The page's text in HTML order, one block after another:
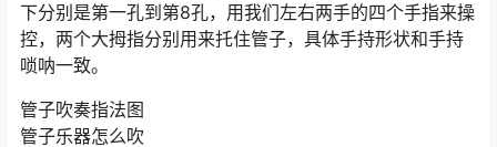
下分别是第一孔到第8孔，用我们左右两手的四个手指来操
控，两个大拇指分别用来托住管子，具体手持形状和手持
唢呐一致。
管子吹奏指法图
管子乐器怎么吹